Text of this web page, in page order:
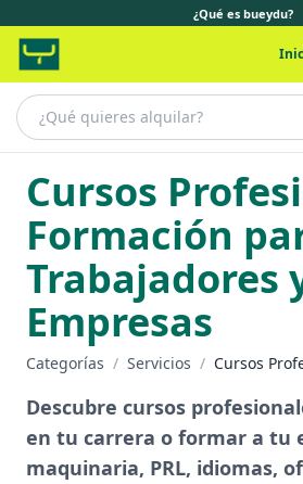
¿Qué es bueydu?
Cursos
Formación
Trabajadores
Empresas
Categorías / Servicios / Cursos
Descubre cursos
en tu carrera o formar a tu
maquinaria, PRL, idiomas,